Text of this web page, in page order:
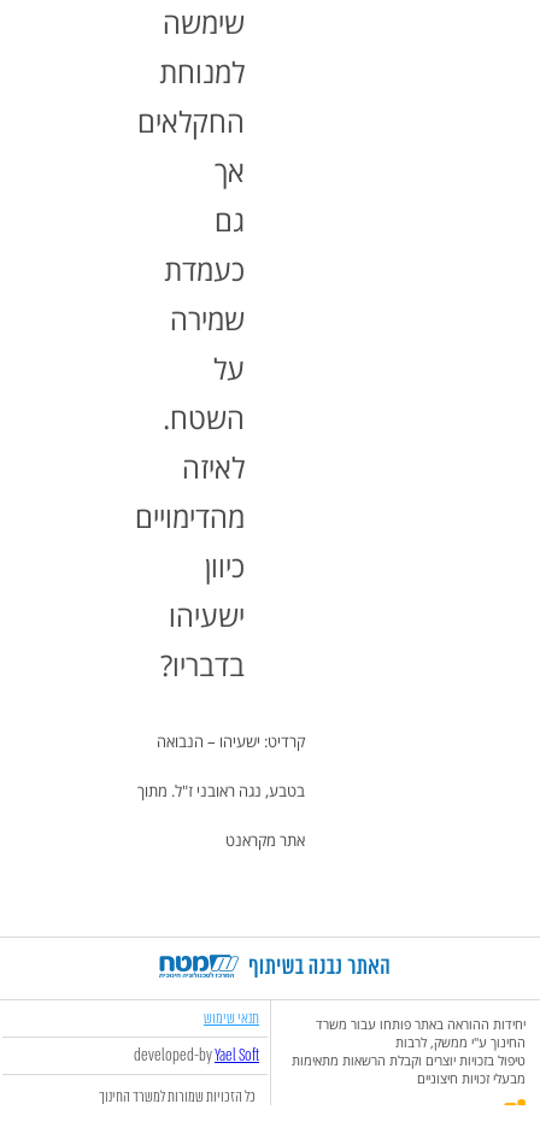
שימשה
למנוחת
החקלאים
אך
גם
כעמדת
שמירה
על
השטח.
לאיזה
מהדימויים
כיוון
ישעיהו
בדבריו?
קרדיט: ישעיהו – הנבואה
בטבע, נגה ראובני ז"ל. מתוך
אתר מקראנט
יחידות ההוראה באתר פותחו עבור משרד
החינוך ע"י ממשק, לרבות
טיפול בזכויות יוצרים וקבלת הרשאות מתאימות
מבעלי זכויות חיצוניים
תנאי שימוש
developed-byYael Soft
כל הזכויות שמורות למשרד החינוך